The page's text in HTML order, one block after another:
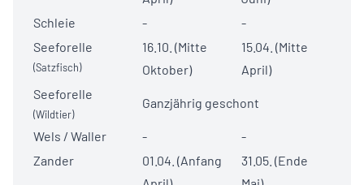
Schleie
-
-
Seeforelle
(Satzfisch)
16.10. (Mitte
Oktober)
15.04. (Mitte
April)
Seeforelle
(Wildtier)
Ganzjährig geschont
Wels / Waller -
-
Zander
01.04. (Anfang
31.05. (Ende